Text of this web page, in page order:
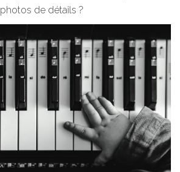
de détails ?